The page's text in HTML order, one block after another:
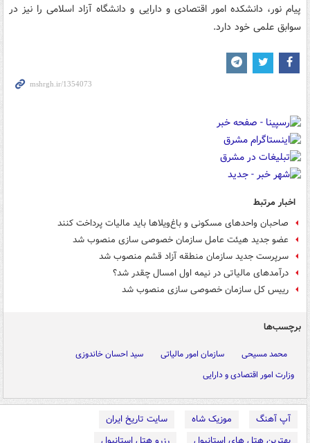
پیام نور، دانشکده امور اقتصادی و دارایی و دانشگاه آزاد اسلامی را نیز در
سوابق علمی خود دارد.
اخبار مرتبط
صاحبان واحدهای مسکونی و باغ‌ویلاها باید مالیات پرداخت کنند
عضو جدید هیئت عامل سازمان خصوصی سازی منصوب شد
سرپرست جدید سازمان منطقه آزاد قشم منصوب شد
درآمدهای مالیاتی در نیمه اول امسال چقدر شد؟
رییس کل سازمان خصوصی سازی منصوب شد
برچسب‌ها
محمد مسیحی سازمان امور مالیاتی
سید احسان خاندوزی
وزارت امور اقتصادی و دارایی
آپ آهنگ موزیک شاه
سایت تاریخ ایران